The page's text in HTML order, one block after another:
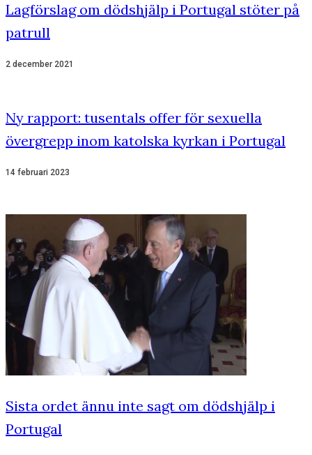
Lagförslag om dödshjälp i Portugal stöter på
patrull
2 december 2021
Ny rapport: tusentals offer för sexuella
övergrepp inom katolska kyrkan i Portugal
14 februari 2023
Sista ordet ännu inte sagt om dödshjälp i
Portugal